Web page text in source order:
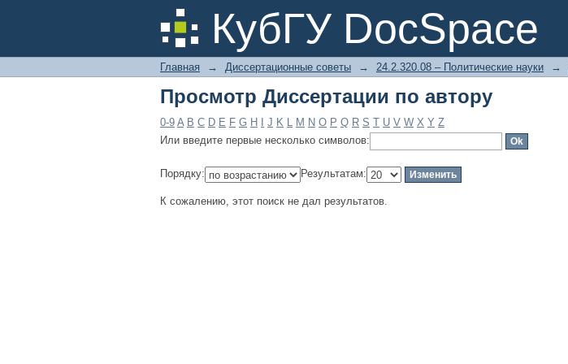
КубГУ DocSpace
Просмотр Диссертации по автору
Главная → Диссертационные советы → 24.2.320.08 – Политические науки →
Просмотр Диссертации по автору
0-9 A B C D E F G H J K L M N O P Q R S T U V W X Y Z
Или введите первые несколько символов:
Порядку: Результатам:
К сожалению, этот поиск не дал результатов.